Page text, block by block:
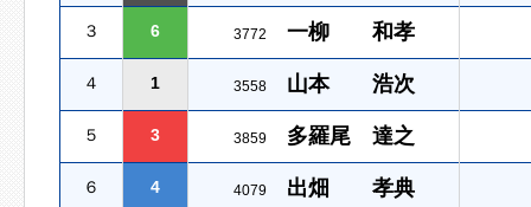
３ 6 3772 一柳 和孝
４ 1 3558 山本 浩次
５ 3 3859 多羅尾 達之
６ 4 4079 出畑 孝典